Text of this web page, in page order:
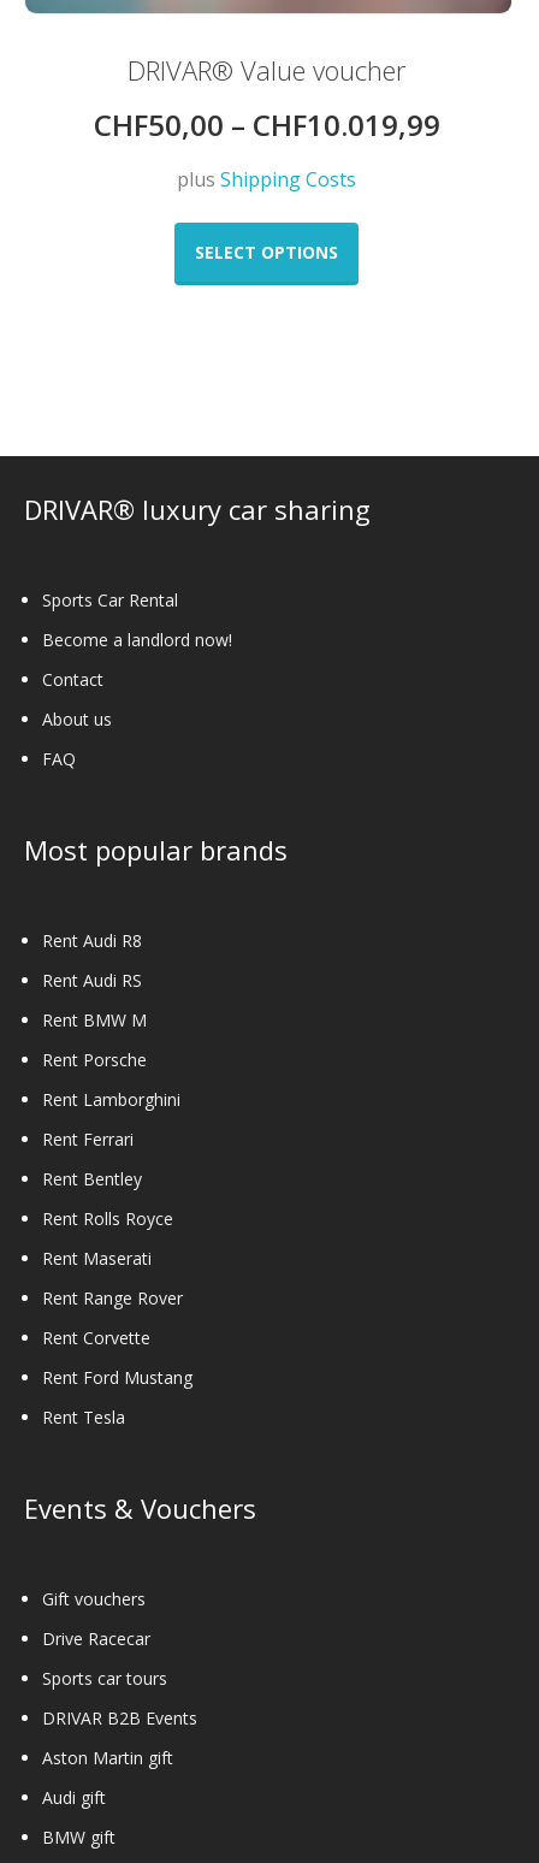
DRIVAR® Value voucher
CHF50,00 – CHF10.019,99
plusShipping Costs
SELECT OPTIONS
This
the
DRIVAR® luxury car sharing
Sports Car Rental
Become a landlord now!
Contact
About us
FAQ
Most popular brands
Rent Audi R8
Rent Audi RS
Rent BMW M
Rent Porsche
Rent Lamborghini
Rent Ferrari
Rent Bentley
Rent Rolls Royce
Rent Maserati
Rent Range Rover
Rent Corvette
Rent Ford Mustang
Rent Tesla
Events & Vouchers
Gift vouchers
Drive Racecar
Sports car tours
DRIVAR B2B Events
Aston Martin gift
Audi gift
BMW gift